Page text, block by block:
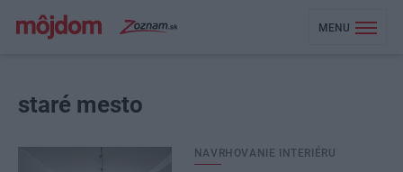
MENU
staré mesto
NAVRHOVANIE INTERIÉRU